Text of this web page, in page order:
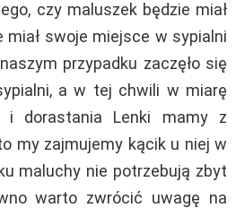
czy maluszek będzie miał
miał swoje miejsce w sypialni
przypadku zaczęło się
a w tej chwili w miarę
i dorastania Lenki mamy z
my zajmujemy kącik u niej w
maluchy nie potrzebują zbyt
warto zwrócić uwagę na